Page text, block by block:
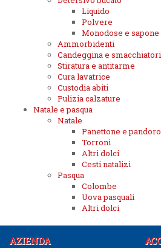
Liquido
Polvere
Monodose e sapone
Ammorbidenti
Candeggina e smacchiatori
Stiratura e antitarme
Cura lavatrice
Custodia abiti
Pulizia calzature
Natale e pasqua
Natale
Panettone e pandoro
Torroni
Altri dolci
Cesti natalizi
Pasqua
Colombe
Uova pasquali
Altri dolci
AZIENDA